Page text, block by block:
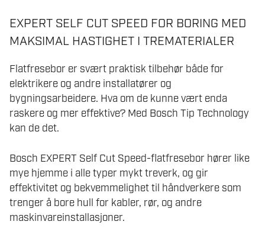
EXPERT SELF CUT SPEED FOR BORING MED
MAKSIMAL HASTIGHET I TREMATERIALER
Flatfresebor er svært praktisk tilbehør både for
elektrikere og andre installatører og
bygningsarbeidere. Hva om de kunne vært enda
raskere og mer effektive? Med Bosch Tip Technology
kan de det.
Bosch EXPERT Self Cut Speed-flatfresebor hører like
mye hjemme i alle typer mykt treverk, og gir
effektivitet og bekvemmelighet til håndverkere som
trenger å bore hull for kabler, rør, og andre
maskinvareinstallasjoner.